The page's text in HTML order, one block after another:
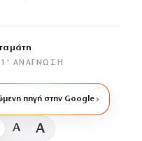
1′ ΑΝΆΓΝΩΣΗ
πηγή στην Google
A A